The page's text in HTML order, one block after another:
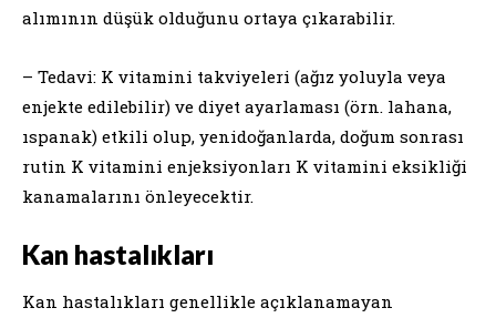
alımının düşük olduğunu ortaya çıkarabilir.
– Tedavi: K vitamini takviyeleri (ağız yoluyla veya
enjekte edilebilir) ve diyet ayarlaması (örn. lahana,
ıspanak) etkili olup, yenidoğanlarda, doğum sonrası
rutin K vitamini enjeksiyonları K vitamini eksikliği
kanamalarını önleyecektir.
Kan hastalıkları
Kan hastalıkları genellikle açıklanamayan